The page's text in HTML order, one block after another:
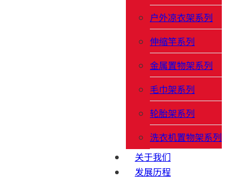
户外凉衣架系列
伸缩竿系列
金属置物架系列
毛巾架系列
轮胎架系列
洗衣机置物架系列
关于我们
发展历程